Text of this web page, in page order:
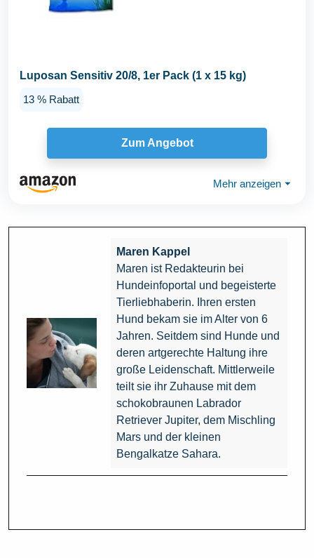
Luposan Sensitiv 20/8, 1er Pack (1 x 15 kg)
13 % Rabatt
Zum Angebot
Mehr anzeigen ⏷
Maren Kappel
Maren ist Redakteurin bei
Hundeinfoportal und begeisterte
Tierliebhaberin. Ihren ersten
Hund bekam sie im Alter von 6
Jahren. Seitdem sind Hunde und
deren artgerechte Haltung ihre
große Leidenschaft. Mittlerweile
teilt sie ihr Zuhause mit dem
schokobraunen Labrador
Retriever Jupiter, dem Mischling
Mars und der kleinen
Bengalkatze Sahara.